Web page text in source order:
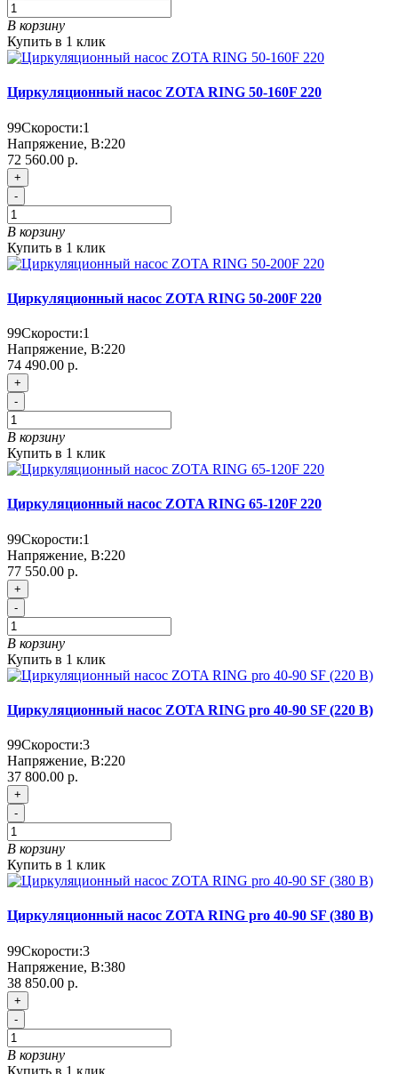
В корзину
Купить в 1 клик
Циркуляционный насос ZOTA RING 50-160F 220
99Скорости:1
Напряжение, В:220
72 560.00 р.
+
-
В корзину
Купить в 1 клик
Циркуляционный насос ZOTA RING 50-200F 220
99Скорости:1
Напряжение, В:220
74 490.00 р.
+
-
В корзину
Купить в 1 клик
Циркуляционный насос ZOTA RING 65-120F 220
99Скорости:1
Напряжение, В:220
77 550.00 р.
+
-
В корзину
Купить в 1 клик
Циркуляционный насос ZOTA RING pro 40-90 SF (220 В)
99Скорости:3
Напряжение, В:220
37 800.00 р.
+
-
В корзину
Купить в 1 клик
Циркуляционный насос ZOTA RING pro 40-90 SF (380 В)
99Скорости:3
Напряжение, В:380
38 850.00 р.
+
-
В корзину
Купить в 1 клик